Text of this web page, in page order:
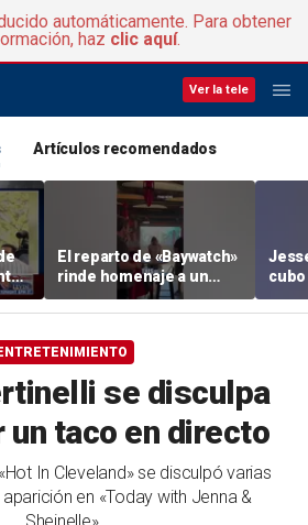
automáticamente. Para obtener
haz clic aquí.
Ver la tele
Artículos recomendados
El reparto de «Baywatch»
rinde homenaje a un
socorrista adolescente
que rescató a un niño de
ENTRETENIMIENTO
se disculpa
taco en directo
In Cleveland» se disculpó varias
en «Today with Jenna &